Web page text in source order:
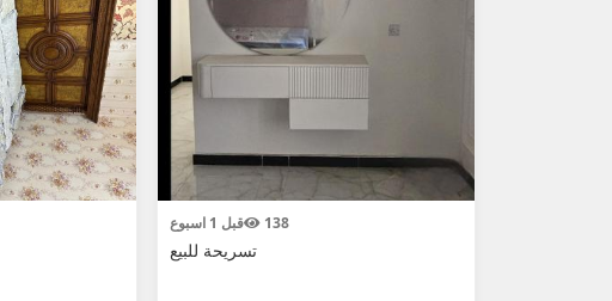
قبل 1 اسبوع 138
تسريحة للبيع